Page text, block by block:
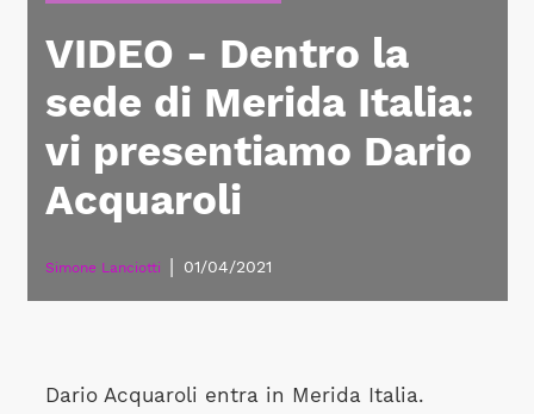
VIDEO - Dentro la
sede di Merida Italia:
vi presentiamo Dario
Acquaroli
Simone Lanciotti 01/04/2021
Dario Acquaroli entra in Merida Italia.